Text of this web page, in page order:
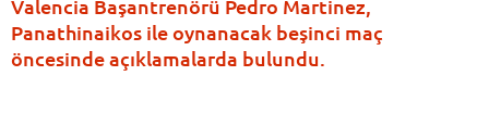
Valencia Başantrenörü Pedro Martinez,
Panathinaikos ile oynanacak beşinci maç
öncesinde açıklamalarda bulundu.